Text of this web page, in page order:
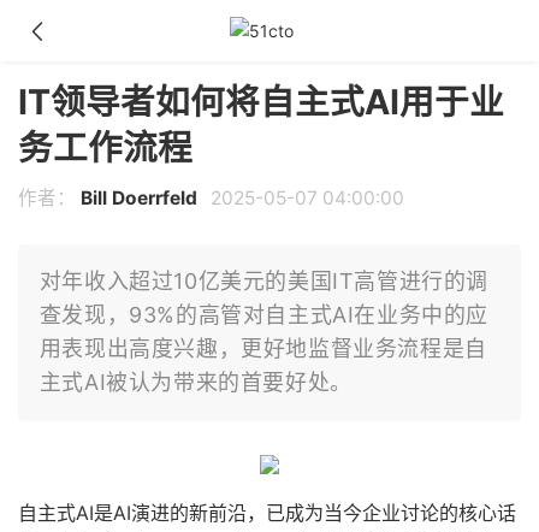
IT领导者如何将自主式AI用于业
务工作流程
作者： Bill Doerrfeld 2025-05-07 04:00:00
对年收入超过10亿美元的美国IT高管进行的调
查发现，93%的高管对自主式AI在业务中的应
用表现出高度兴趣，更好地监督业务流程是自
主式AI被认为带来的首要好处。
自主式AI是AI演进的新前沿，已成为当今企业讨论的核心话